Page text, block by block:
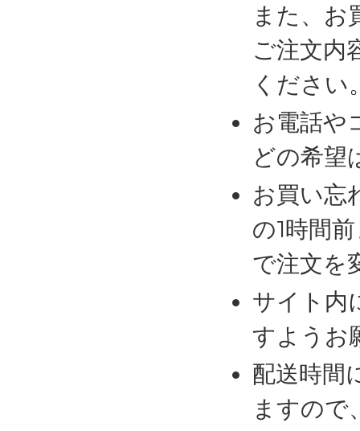
また、お
ご注文内
ください
お電話や
どの希望
お買い忘
の1時間
で注文を
サイト内
すようお
配送時間
ますので